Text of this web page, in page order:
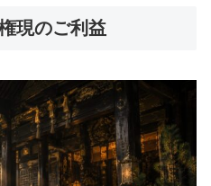
現のご利益